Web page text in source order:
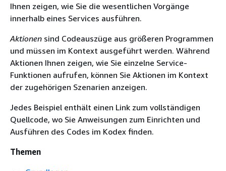
Ihnen zeigen, wie Sie die wesentlichen Vorgänge
innerhalb eines Services ausführen.
Aktionen sind Codeauszüge aus größeren Programmen
und müssen im Kontext ausgeführt werden. Während
Aktionen Ihnen zeigen, wie Sie einzelne Service-
Funktionen aufrufen, können Sie Aktionen im Kontext
der zugehörigen Szenarien anzeigen.
Jedes Beispiel enthält einen Link zum vollständigen
Quellcode, wo Sie Anweisungen zum Einrichten und
Ausführen des Codes im Kodex finden.
Themen